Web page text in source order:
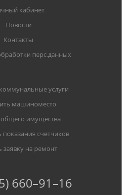
кабинет
Новости
Контакты
перс.данных
услуги
машиноместо
имущества
показания счетчиков
заявку на ремонт
660–91–16